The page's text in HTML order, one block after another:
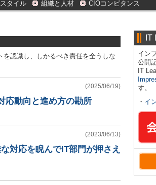
タイル 組織と人材 CIOコンピタンス
認識し、しかるべき責任を全うしな
(2025/06/19)
応動向と進め方の勘所
(2023/06/13)
対応を睨んでIT部門が押さえ
IT
イン
公開
IT
す。
・ イ